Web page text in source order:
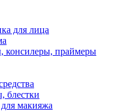
для лица
консилеры, праймеры
блестки
макияжа